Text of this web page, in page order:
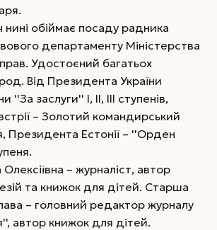
обіймає посаду радника
департаменту Міністерства
Удостоєний багатьох
Від Президента України
''За заслуги'' I, II, III cтупенів,
– Золотий командирський
Президента Естонії – ''Орден
– журналіст, автор
та книжок для дітей. Старша
– головний редактор журналу
автор книжок для дітей.